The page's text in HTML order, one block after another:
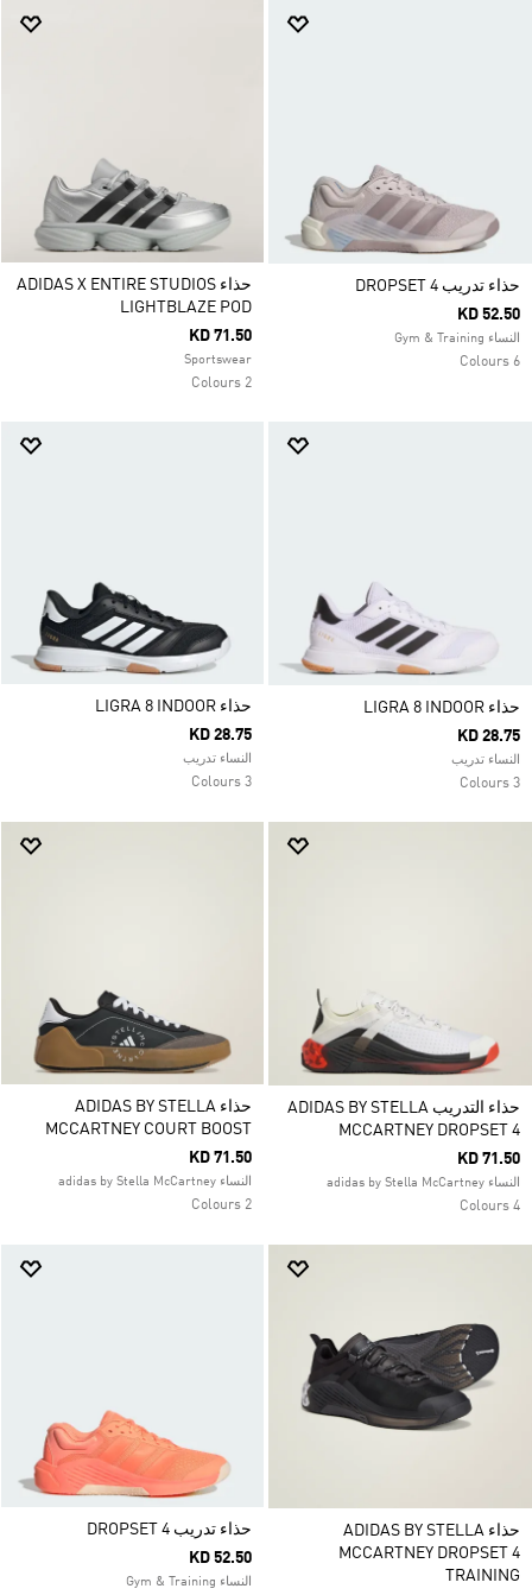
حذاء تدريب DROPSET 4
KD 52.50
النساء Gym & Training
6 Colours
حذاء ADIDAS X ENTIRE STUDIOS
LIGHTBLAZE POD
KD 71.50
Sportswear
2 Colours
حذاء LIGRA 8 INDOOR
KD 28.75
النساء تدريب
3 Colours
حذاء LIGRA 8 INDOOR
KD 28.75
النساء تدريب
3 Colours
حذاء التدريب ADIDAS BY STELLA
MCCARTNEY DROPSET 4
KD 71.50
النساء adidas by Stella McCartney
4 Colours
حذاء ADIDAS BY STELLA
MCCARTNEY COURT BOOST
KD 71.50
النساء adidas by Stella McCartney
2 Colours
حذاء ADIDAS BY STELLA
MCCARTNEY DROPSET 4
TRAINING
حذاء تدريب DROPSET 4
KD 52.50
النساء Gym & Training